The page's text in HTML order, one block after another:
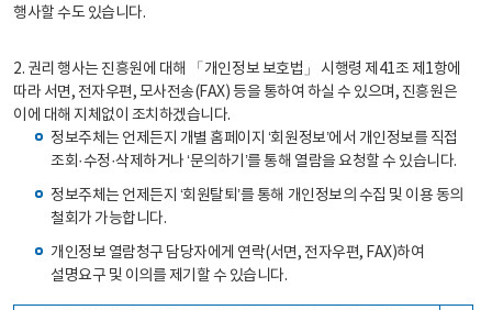
행사할 수도 있습니다.
2. 권리 행사는 진흥원에 대해 「개인정보 보호법」 시행령 제41조 제1항에
따라 서면, 전자우편, 모사전송(FAX) 등을 통하여 하실 수 있으며, 진흥원은
이에 대해 지체없이 조치하겠습니다.
정보주체는 언제든지 개별 홈페이지 ‘회원정보’에서 개인정보를 직접
조회·수정·삭제하거나 ‘문의하기’를 통해 열람을 요청할 수 있습니다.
정보주체는 언제든지 ‘회원탈퇴’를 통해 개인정보의 수집 및 이용 동의
철회가 가능합니다.
개인정보 열람청구 담당자에게 연락(서면, 전자우편, FAX)하여
설명요구 및 이의를 제기할 수 있습니다.